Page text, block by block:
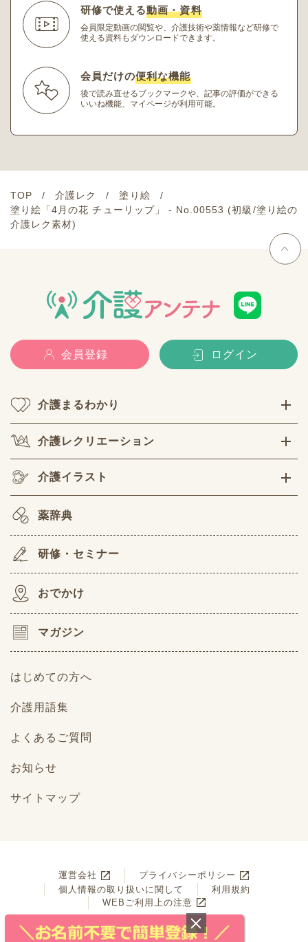
研修で使える動画・資料
会員限定動画の閲覧や、介護技術や薬情報など研修で
使える資料もダウンロードできます。
会員だけの便利な機能
後で読み直せるブックマークや、記事の評価ができる
いいね機能、マイページが利用可能。
TOP 介護レク
塗り絵
塗り絵「4月の花 チューリップ」 - No.00553 (初級/塗り絵の
介護レク素材)
会員登録 ログイン
介護まるわかり
介護レクリエーション
介護イラスト
薬辞典
研修・セミナー
おでかけ
マガジン
はじめての方へ
介護用語集
よくあるご質問
お知らせ
サイトマップ
運営会社
プライバシーポリシー
個人情報の取り扱いに関して
利用規約
WEBご利用上の注意